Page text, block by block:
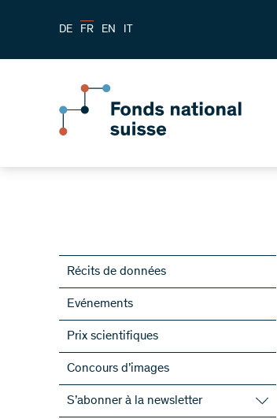
DE FR EN IT
Récits de données
Evénements
Prix scientifiques
Concours d’images
S’abonner à la newsletter